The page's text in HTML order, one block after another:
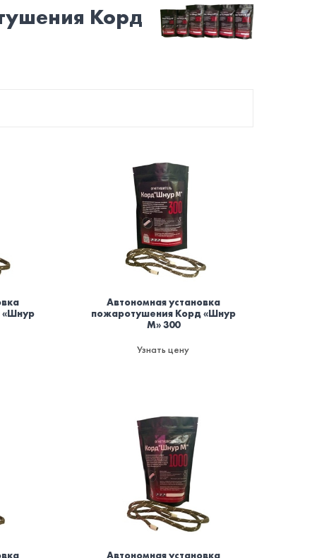
Корд
«Шнур
Автономная установка
пожаротушения Корд «Шнур
М» 300
Узнать цену
Автономная установка